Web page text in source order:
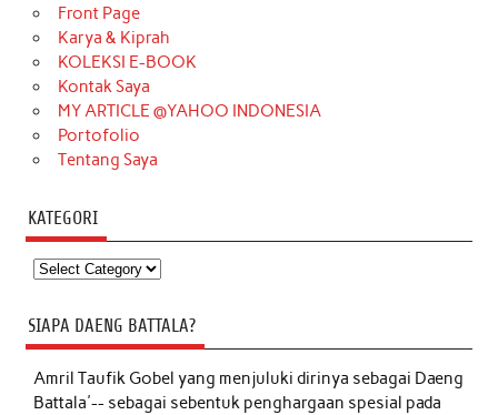
Front Page
Karya & Kiprah
KOLEKSI E-BOOK
Kontak Saya
MY ARTICLE @YAHOO INDONESIA
Portofolio
Tentang Saya
KATEGORI
Kategori
SIAPA DAENG BATTALA?
Amril Taufik Gobelyang menjuluki dirinya sebagai Daeng
Battala'-- sebagai sebentuk penghargaan spesial pada